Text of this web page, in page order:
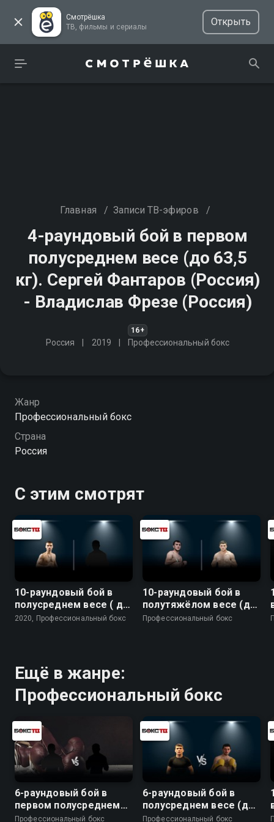
Смотрёшка
ТВ, фильмы и сериалы
Открыть
Главная / Записи ТВ-эфиров /
4-раундовый бой в первом
полусреднем весе (до 63,5
кг). Сергей Фантаров (Россия)
- Владислав Фрезе (Россия)
16+
Россия 2019 Профессиональный бокс
Жанр
Профессиональный бокс
Страна
Россия
С этим смотрят
10-раундовый бой в
полусреднем весе ( до
66,7 кг)
2020, Профессиональный бокс
10-раундовый бой в
полутяжёлом весе (до
79,4 кг)
Профессиональный бокс
Ещё в жанре:
Профессиональный бокс
6-раундовый бой в
первом полусреднем
весе (до 63,5 кг).
Профессиональный бокс
6-раундовый бой в
полусреднем весе (до
66,7 кг). Махмуд Гаипов
Профессиональный бокс